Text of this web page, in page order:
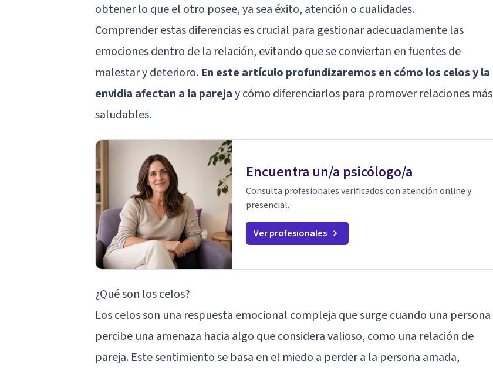
obtener lo que el otro posee, ya sea éxito, atención o cualidades.
Comprender estas diferencias es crucial para gestionar adecuadamente las
emociones dentro de la relación, evitando que se conviertan en fuentes de
malestar y deterioro. En este artículo profundizaremos en cómo los celos y la
envidia afectan a la parejay cómo diferenciarlos para promover relaciones más
saludables.
Encuentra un/a psicólogo/a
Consulta profesionales verificados con atención online y
presencial.
Ver profesionales
¿Qué son los celos?
Los celos son una respuesta emocional compleja que surge cuando una persona
percibe una amenaza hacia algo que considera valioso, como una relación de
pareja. Este sentimiento se basa en el miedo a perder a la persona amada,